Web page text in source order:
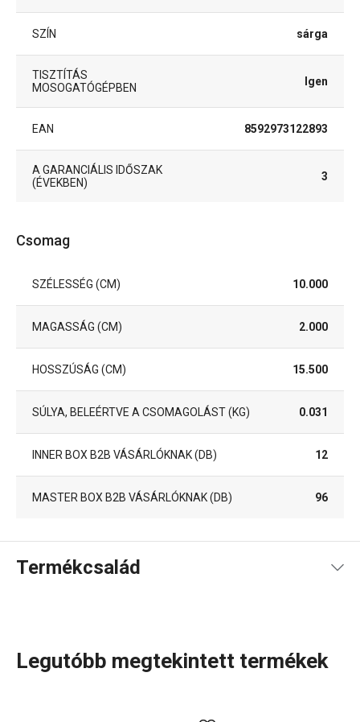
SZÍN sárga
TISZTÍTÁS
MOSOGATÓGÉPBEN
Igen
EAN 8592973122893
A GARANCIÁLIS IDŐSZAK
(ÉVEKBEN)
3
Csomag
SZÉLESSÉG (CM) 10.000
MAGASSÁG (CM) 2.000
HOSSZÚSÁG (CM) 15.500
SÚLYA, BELEÉRTVE A CSOMAGOLÁST (KG) 0.031
INNER BOX B2B VÁSÁRLÓKNAK (DB) 12
MASTER BOX B2B VÁSÁRLÓKNAK (DB) 96
Termékcsalád
Legutóbb megtekintett termékek